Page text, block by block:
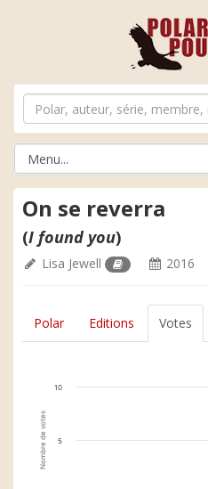
On se reverra
(I found you)
Lisa Jewell 2016
Polar Editions Votes
Nombre de votes 5
10